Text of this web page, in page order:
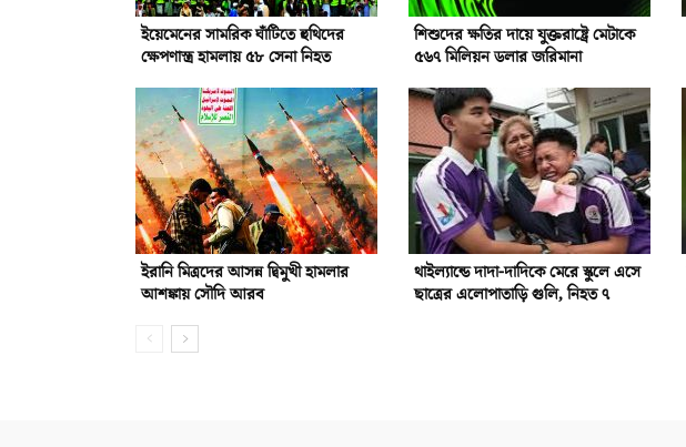
ইয়েমেনের সামরিক ঘাঁটিতে হুথিদের
ক্ষেপণাস্ত্র হামলায় ৫৮ সেনা নিহত
শিশুদের ক্ষতির দায়ে যুক্তরাষ্ট্রে মেটাকে
৫৬৭ মিলিয়ন ডলার জরিমানা
ইরানি মিত্রদের আসন্ন দ্বিমুখী হামলার
আশঙ্কায় সৌদি আরব
থাইল্যান্ডে দাদা-দাদিকে মেরে স্কুলে এসে
ছাত্রের এলোপাতাড়ি গুলি, নিহত ৭